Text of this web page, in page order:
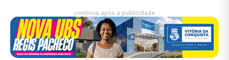
continua após a publicidade